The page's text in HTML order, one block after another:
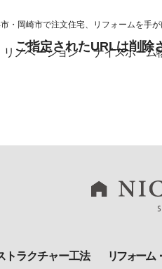
・岡崎市で注文住宅、リフォームを手が
リノベーション ナイスホーム
ご指定されたURLは削除
トラクチャー工法
リフォーム